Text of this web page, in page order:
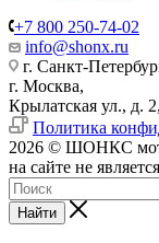
+7 800 250-74-02
info@shonx.ru
г. Санкт-
г. Москва,
Крылатская ул., д.
Политика
2026 © ШОНКС
на сайте не
Найти